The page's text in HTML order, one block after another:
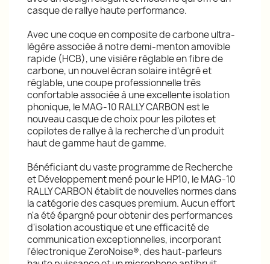
casque de rallye haute performance.
Avec une coque en composite de carbone ultra-
légère associée à notre demi-menton amovible
rapide (HCB), une visière réglable en fibre de
carbone, un nouvel écran solaire intégré et
réglable, une coupe professionnelle très
confortable associée à une excellente isolation
phonique, le MAG-10 RALLY CARBON est le
nouveau casque de choix pour les pilotes et
copilotes de rallye à la recherche d'un produit
haut de gamme haut de gamme.
Bénéficiant du vaste programme de Recherche
et Développement mené pour le HP10, le MAG-10
RALLY CARBON établit de nouvelles normes dans
la catégorie des casques premium. Aucun effort
n'a été épargné pour obtenir des performances
d'isolation acoustique et une efficacité de
communication exceptionnelles, incorporant
l'électronique ZeroNoise®, des haut-parleurs